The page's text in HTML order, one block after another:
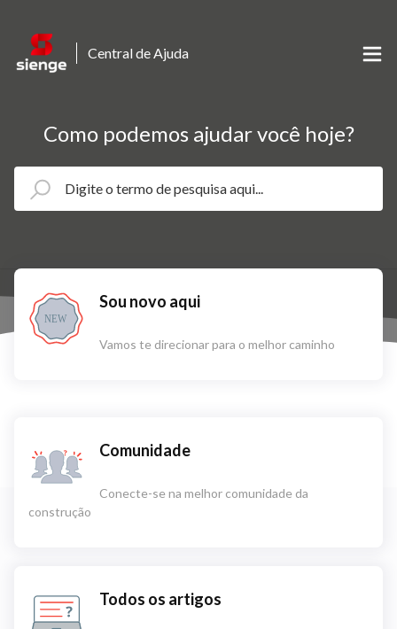
Central de Ajuda
Como podemos ajudar você hoje?
NEW
Sou novo aqui
Vamos te direcionar para o melhor caminho
Comunidade
Conecte-se na melhor comunidade da
construção
Todos os artigos